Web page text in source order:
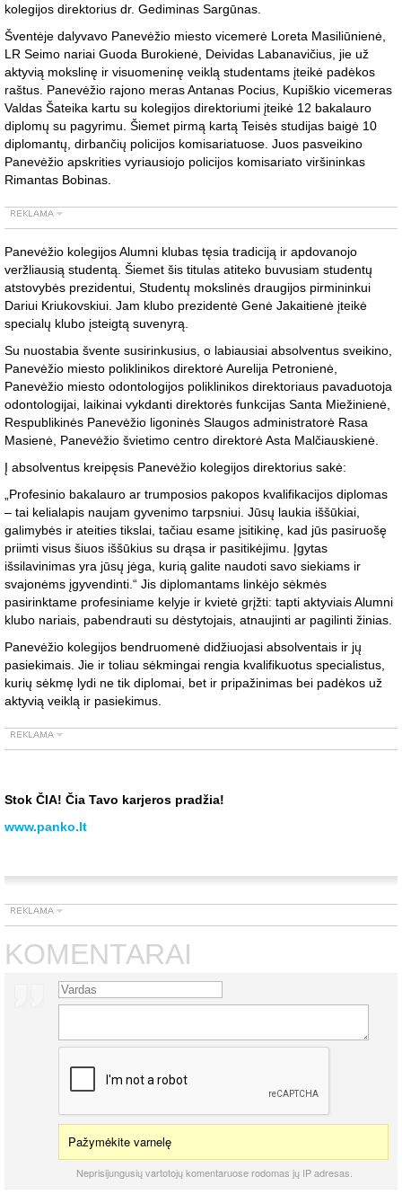
kolegijos direktorius dr. Gediminas Sargūnas.
Šventėje dalyvavo Panevėžio miesto vicemerė Loreta Masiliūnienė,
LR Seimo nariai Guoda Burokienė, Deividas Labanavičius, jie už
aktyvią mokslinę ir visuomeninę veiklą studentams įteikė padėkos
raštus. Panevėžio rajono meras Antanas Pocius, Kupiškio vicemeras
Valdas Šateika kartu su kolegijos direktoriumi įteikė 12 bakalauro
diplomų su pagyrimu. Šiemet pirmą kartą Teisės studijas baigė 10
diplomantų, dirbančių policijos komisariatuose. Juos pasveikino
Panevėžio apskrities vyriausiojo policijos komisariato viršininkas
Rimantas Bobinas.
Panevėžio kolegijos Alumni klubas tęsia tradiciją ir apdovanojo
veržliausią studentą. Šiemet šis titulas atiteko buvusiam studentų
atstovybės prezidentui, Studentų mokslinės draugijos pirmininkui
Dariui Kriukovskiui. Jam klubo prezidentė Genė Jakaitienė įteikė
specialų klubo įsteigtą suvenyrą.
Su nuostabia švente susirinkusius, o labiausiai absolventus sveikino,
Panevėžio miesto poliklinikos direktorė Aurelija Petronienė,
Panevėžio miesto odontologijos poliklinikos direktoriaus pavaduotoja
odontologijai, laikinai vykdanti direktorės funkcijas Santa Miežinienė,
Respublikinės Panevėžio ligoninės Slaugos administratorė Rasa
Masienė, Panevėžio švietimo centro direktorė Asta Malčiauskienė.
Į absolventus kreipęsis Panevėžio kolegijos direktorius sakė:
„Profesinio bakalauro ar trumposios pakopos kvalifikacijos diplomas
– tai kelialapis naujam gyvenimo tarpsniui. Jūsų laukia iššūkiai,
galimybės ir ateities tikslai, tačiau esame įsitikinę, kad jūs pasiruošę
priimti visus šiuos iššūkius su drąsa ir pasitikėjimu. Įgytas
išsilavinimas yra jūsų jėga, kurią galite naudoti savo siekiams ir
svajonėms įgyvendinti.“ Jis diplomantams linkėjo sėkmės
pasirinktame profesiniame kelyje ir kvietė grįžti: tapti aktyviais Alumni
klubo nariais, pabendrauti su dėstytojais, atnaujinti ar pagilinti žinias.
Panevėžio kolegijos bendruomenė didžiuojasi absolventais ir jų
pasiekimais. Jie ir toliau sėkmingai rengia kvalifikuotus specialistus,
kurių sėkmę lydi ne tik diplomai, bet ir pripažinimas bei padėkos už
aktyvią veiklą ir pasiekimus.
Stok ČIA! Čia Tavo karjeros pradžia!
www.panko.lt
KOMENTARAI
Pažymėkite varnelę
Neprisijungusių vartotojų komentaruose rodomas jų IP adresas.